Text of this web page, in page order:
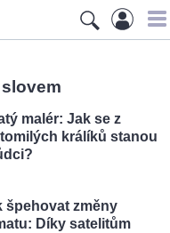
malér: Jak se z
králíků stanou
špehovat změny
Díky satelitům